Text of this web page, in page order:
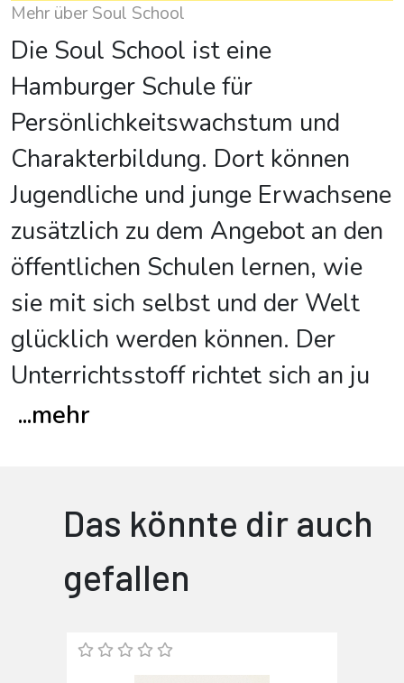
Mehr über Soul School
Die Soul School ist eine
Hamburger Schule für
Persönlichkeitswachstum und
Charakterbildung. Dort können
Jugendliche und junge Erwachsene
zusätzlich zu dem Angebot an den
öffentlichen Schulen lernen, wie
sie mit sich selbst und der Welt
glücklich werden können. Der
Unterrichtsstoff richtet sich an ju
...mehr
Das könnte dir auch
gefallen